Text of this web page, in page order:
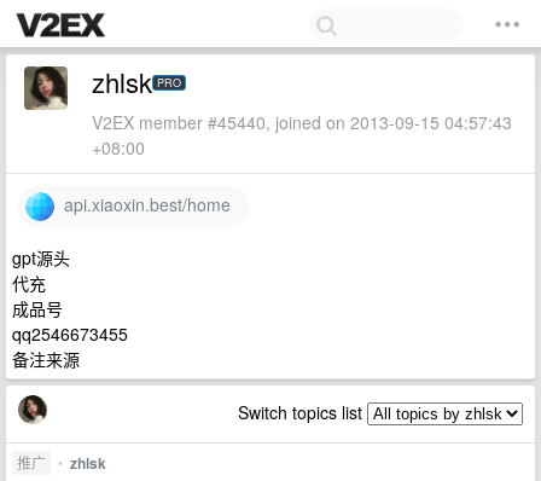
zhlsk PRO
V2EX member #45440, joined on 2013-09-15 04:57:43
+08:00
api.xiaoxin.best/home
gpt源头
代充
成品号
qq2546673455
备注来源
Switch topics list
推广 • zhlsk